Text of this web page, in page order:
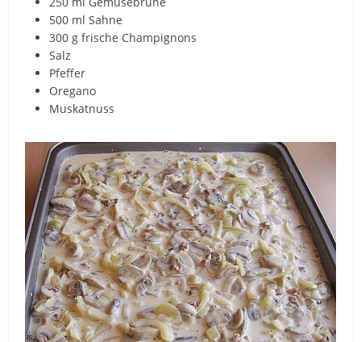
500 ml Sahne
300 g frische Champignons
Salz
Pfeffer
Oregano
Muskatnuss